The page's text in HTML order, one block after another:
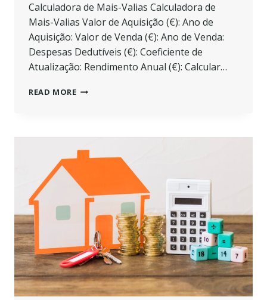
Calculadora de Mais-Valias Calculadora de
Mais-Valias Valor de Aquisição (€): Ano de
Aquisição: Valor de Venda (€): Ano de Venda:
Despesas Dedutíveis (€): Coeficiente de
Atualização: Rendimento Anual (€): Calcular…
READ MORE CALCULADORA